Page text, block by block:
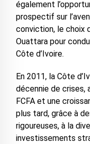
également
prospectif sur
conviction, le choix
Ouattara pour
Côte d’Ivoire.
En 2011, la Côte
décennie de crises,
FCFA et une
plus tard, grâce à
rigoureuses, à la
investissements